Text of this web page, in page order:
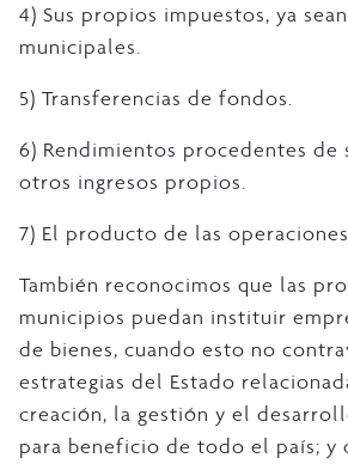
4) Sus propios impuestos, ya
municipales.
5) Transferencias de fondos.
6) Rendimientos procedentes de
otros ingresos propios.
7) El producto de las
También reconocimos que las
municipios puedan instituir
de bienes, cuando esto no
estrategias del Estado
creación, la gestión y el
para beneficio de todo el país; y